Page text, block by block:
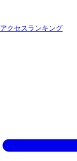
アクセスランキング